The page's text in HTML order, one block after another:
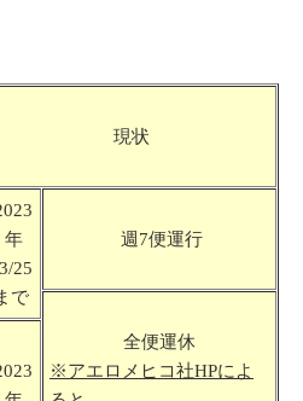
現状
年
3/25
で
週7便運行
全便運休
※アエロメヒコ社HPによ